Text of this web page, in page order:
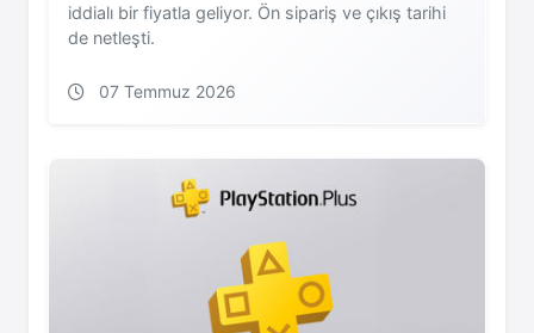
iddialı bir fiyatla geliyor. Ön sipariş ve çıkış tarihi
de netleşti.
07 Temmuz 2026